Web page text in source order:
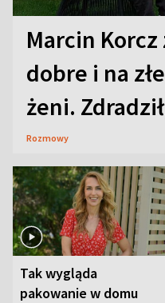
Marcin Korcz
dobre i na
żeni.
Rozmowy
Tak wygląda
pakowanie w domu